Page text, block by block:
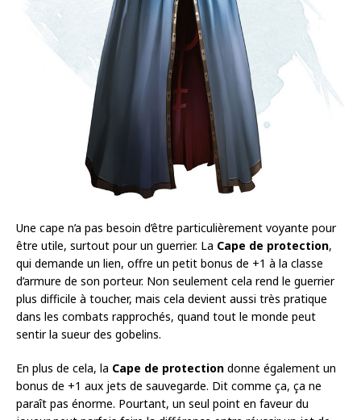
Une cape n’a pas besoin d’être particulièrement voyante pour
être utile, surtout pour un guerrier. La Cape de protection,
qui demande un lien, offre un petit bonus de +1 à la classe
d’armure de son porteur. Non seulement cela rend le guerrier
plus difficile à toucher, mais cela devient aussi très pratique
dans les combats rapprochés, quand tout le monde peut
sentir la sueur des gobelins.
En plus de cela, la Cape de protection donne également un
bonus de +1 aux jets de sauvegarde. Dit comme ça, ça ne
paraît pas énorme. Pourtant, un seul point en faveur du